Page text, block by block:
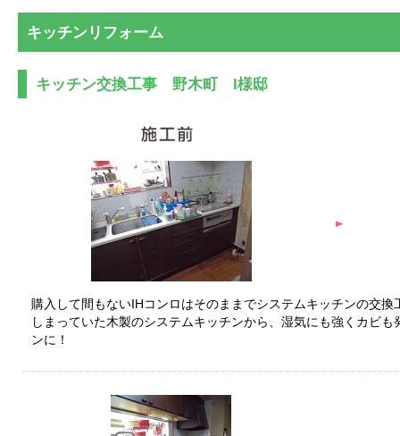
キッチンリフォーム
キッチン交換工事 野木町 I様邸
購入して間もないIHコンロはそのままでシステムキッチンの交
しまっていた木製のシステムキッチンから、湿気にも強くカビ
ンに！